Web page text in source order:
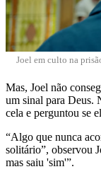
Joel em culto na
Mas, Joel não
um sinal para Deus.
cela e perguntou se
“Algo que nunca
solitário”, observou
mas saiu 'sim'”.